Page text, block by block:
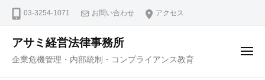
03-3254-1071 お問い合わせ アクセス
アサミ経営法律事務所
企業危機管理・内部統制・コンプライアンス教育
メ